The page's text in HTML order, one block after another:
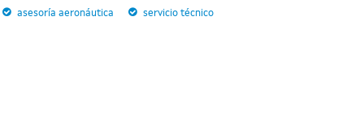
asesoría aeronáutica servicio técnico